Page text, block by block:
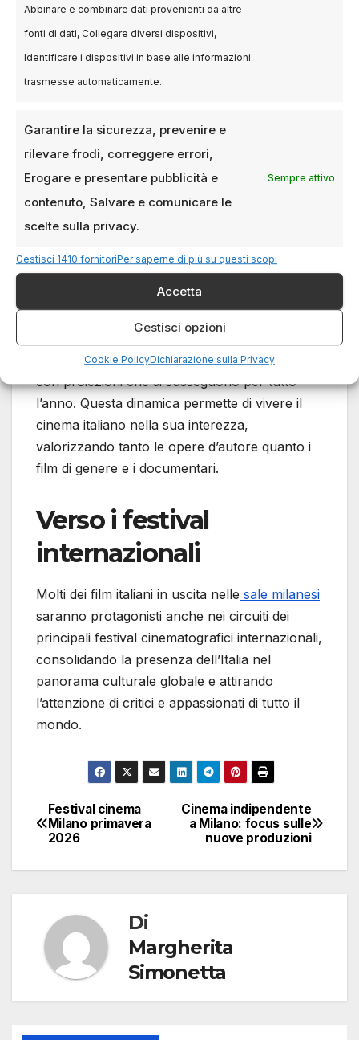
Abbinare e combinare dati provenienti da altre
fonti di dati, Collegare diversi dispositivi,
Identificare i dispositivi in base alle informazioni
trasmesse automaticamente.
Garantire la sicurezza, prevenire e
rilevare frodi, correggere errori,
Erogare e presentare pubblicità e
contenuto, Salvare e comunicare le
scelte sulla privacy.
Sempre attivo
Gestisci 1410 fornitoriPer saperne di più su questi scopi
Accetta
Gestisci opzioni
Cookie PolicyDichiarazione sulla Privacy
nelle proposte dell’anno, con pellicole dedicate
a figure emblematiche della cultura italiana e
Il pubblico e le
prospettive delle sale
milanesi
L’offerta delle sale milanesi nel 2026 rispecchia
non solo la varietà delle produzioni italiane ma
anche il desiderio di un pubblico sempre più
cinematografica è articolata in week di
anteprime, prime visioni e rassegne tematiche,
con proiezioni che si susseguono per tutto
l’anno. Questa dinamica permette di vivere il
cinema italiano nella sua interezza,
valorizzando tanto le opere d’autore quanto i
film di genere e i documentari.
Verso i festival
internazionali
Molti dei film italiani in uscita nelle sale milanesi
saranno protagonisti anche nei circuiti dei
principali festival cinematografici internazionali,
consolidando la presenza dell’Italia nel
panorama culturale globale e attirando
l’attenzione di critici e appassionati di tutto il
mondo.
Navigazione
articoli
Cinema indipendente
a Milano: focus sulle
nuove produzioni
Festival cinema
Milano primavera
2026
Di
Margherita
Simonetta